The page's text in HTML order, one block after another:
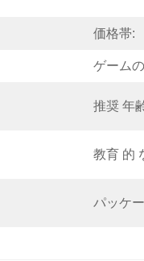
価格帯:
ゲーム
推奨 年
教育 的
パッケ